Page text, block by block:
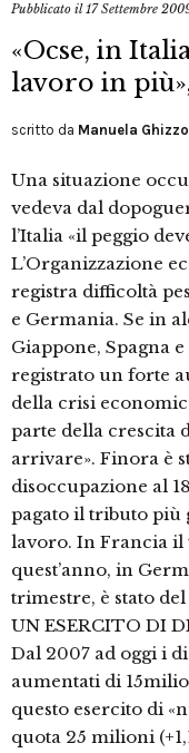
Pubblicato il17 Settembre
«Ocse, in
lavoro in
scritto da Manuela
Una situazione
vedeva dal
l’Italia «il peggio
L’Organizzazione
registra difficoltà
e Germania. Se in
Giappone, Spagna
registrato un forte
della crisi
parte della crescita
arrivare». Finora è
disoccupazione al
pagato il tributo
lavoro. In Francia il
quest’anno, in
trimestre, è stato del
UN ESERCITO DI
Dal 2007 ad oggi i
aumentati di
questo esercito di
quota 25 milioni